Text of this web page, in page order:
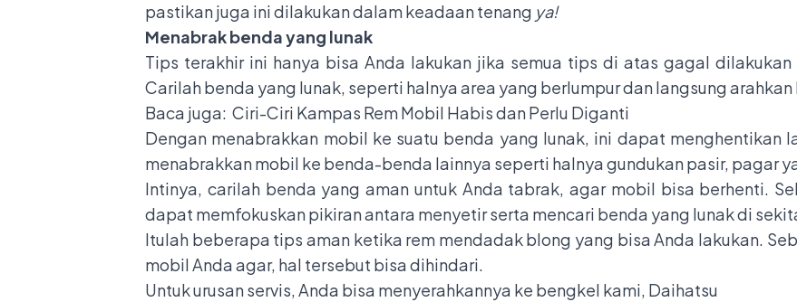
pastikan juga ini dilakukan dalam keadaan tenang ya!
Menabrak benda yang lunak
Tips terakhir ini hanya bisa Anda lakukan jika semua tips di atas gagal
Carilah benda yang lunak, seperti halnya area yang berlumpur dan langsung arahkan
Baca juga: Ciri-Ciri Kampas Rem Mobil Habis dan Perlu Diganti
Dengan menabrakkan mobil ke suatu benda yang lunak, ini dapat menghentikan
menabrakkan mobil ke benda-benda lainnya seperti halnya gundukan pasir, pagar
Intinya, carilah benda yang aman untuk Anda tabrak, agar mobil bisa berhenti.
dapat memfokuskan pikiran antara menyetir serta mencari benda yang lunak di
Itulah beberapa tips aman ketika rem mendadak blong yang bisa Anda lakukan.
mobil Anda agar, hal tersebut bisa dihindari.
Untuk urusan servis, Anda bisa menyerahkannya ke bengkel kami, Daihatsu